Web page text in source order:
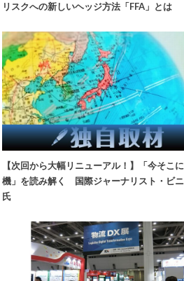
リスクへの新しいヘッジ方法「FFA」とは
【次回から大幅リニューアル！】「今そこ
機」を読み解く 国際ジャーナリスト・ビ
氏